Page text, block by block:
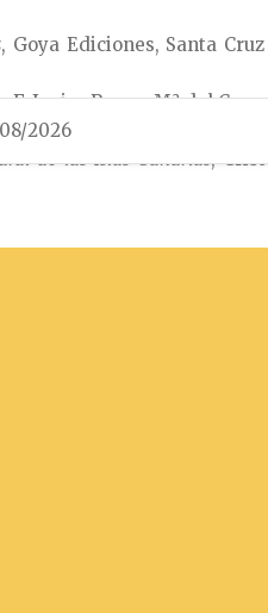
, Goya Ediciones, Santa
Javier Perea, Mª del
págs. 97-105.
de las Islas Canarias,
2026